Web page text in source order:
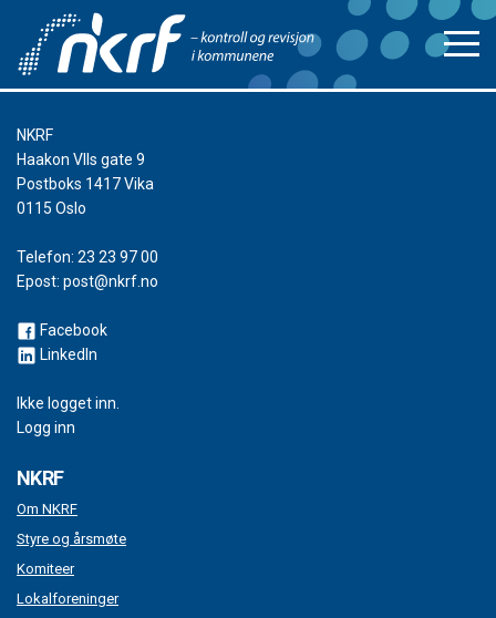
NKRF
Haakon VIIs gate 9
Postboks 1417 Vika
0115 Oslo
Telefon: 23 23 97 00
Epost: post@nkrf.no
Facebook
LinkedIn
Ikke logget inn.
Logg inn
NKRF
Om NKRF
Styre og årsmøte
Komiteer
Lokalforeninger